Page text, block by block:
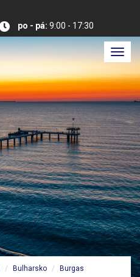
po - pá: 9:00 - 17:30
Bulharsko
Burgas